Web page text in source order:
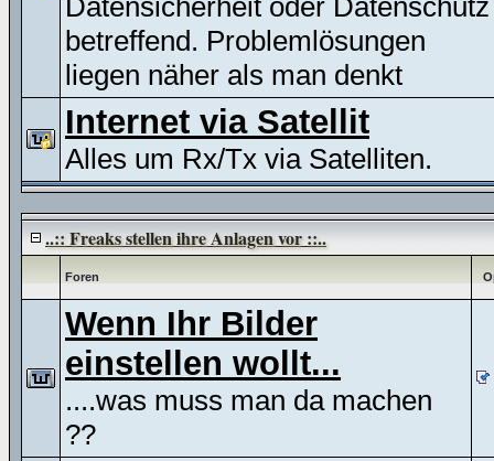
Datensicherheit oder Datenschutz
betreffend. Problemlösungen
liegen näher als man denkt
Internet via Satellit
Alles um Rx/Tx via Satelliten.
..:: Freaks stellen ihre Anlagen vor ::..
Foren
Wenn Ihr Bilder
einstellen wollt...
....was muss man da machen
??